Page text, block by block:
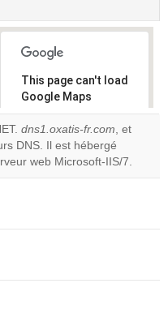
This page can't load
Google Maps
correctly.
Do you
own this
OK
dns1.oxatis-fr.com, et
DNS. Il est hébergé
web Microsoft-IIS/7.